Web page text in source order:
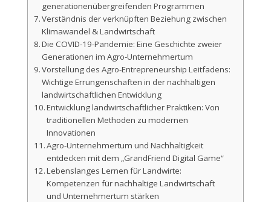
generationenübergreifenden Programmen
Verständnis der verknüpften Beziehung zwischen
Klimawandel & Landwirtschaft
Die COVID-19-Pandemie: Eine Geschichte zweier
Generationen im Agro-Unternehmertum
Vorstellung des Agro-Entrepreneurship Leitfadens:
Wichtige Errungenschaften in der nachhaltigen
landwirtschaftlichen Entwicklung
Entwicklung landwirtschaftlicher Praktiken: Von
traditionellen Methoden zu modernen
Innovationen
Agro-Unternehmertum und Nachhaltigkeit
entdecken mit dem „GrandFriend Digital Game“
Lebenslanges Lernen für Landwirte:
Kompetenzen für nachhaltige Landwirtschaft
und Unternehmertum stärken